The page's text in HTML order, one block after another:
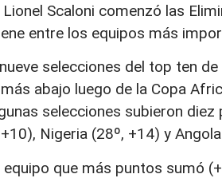
Scaloni comenzó las
entre los equipos más
selecciones del top ten
abajo luego de la Copa
selecciones subieron
Nigeria (28º, +14) y
equipo que más puntos sumó